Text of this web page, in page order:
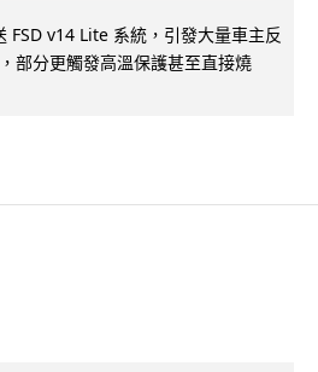
FSD v14 Lite 系統，引發大量車主反
部分更觸發高溫保護甚至直接燒